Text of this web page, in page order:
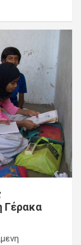
Γέρακα